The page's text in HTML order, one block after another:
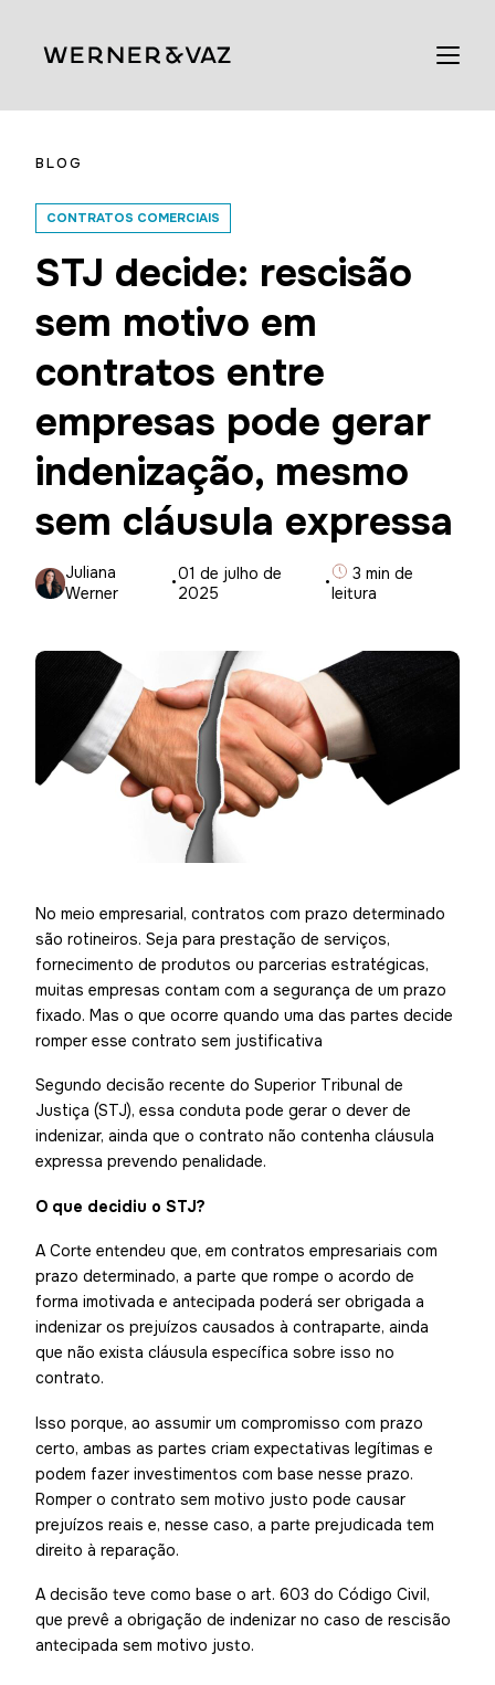
BLOG
CONTRATOS COMERCIAIS
STJ decide: rescisão
sem motivo em
contratos entre
empresas pode gerar
indenização, mesmo
sem cláusula expressa
Juliana
Werner
·01 de julho de
2025
·
3 min de
leitura
No meio empresarial, contratos com prazo determinado
são rotineiros. Seja para prestação de serviços,
fornecimento de produtos ou parcerias estratégicas,
muitas empresas contam com a segurança de um prazo
fixado. Mas o que ocorre quando uma das partes decide
romper esse contrato sem justificativa
Segundo decisão recente do Superior Tribunal de
Justiça (STJ), essa conduta pode gerar o dever de
indenizar, ainda que o contrato não contenha cláusula
expressa prevendo penalidade.
O que decidiu o STJ?
A Corte entendeu que, em contratos empresariais com
prazo determinado, a parte que rompe o acordo de
forma imotivada e antecipada poderá ser obrigada a
indenizar os prejuízos causados à contraparte, ainda
que não exista cláusula específica sobre isso no
contrato.
Isso porque, ao assumir um compromisso com prazo
certo, ambas as partes criam expectativas legítimas e
podem fazer investimentos com base nesse prazo.
Romper o contrato sem motivo justo pode causar
prejuízos reais e, nesse caso, a parte prejudicada tem
direito à reparação.
A decisão teve como base o art. 603 do Código Civil,
que prevê a obrigação de indenizar no caso de rescisão
antecipada sem motivo justo.